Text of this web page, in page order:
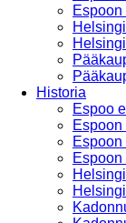
Historia
Espoo
Espoon